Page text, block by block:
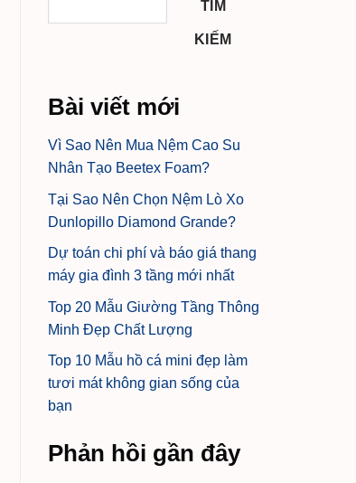
TÌM
KIẾM
Bài viết mới
Vì Sao Nên Mua Nệm Cao Su
Nhân Tạo Beetex Foam?
Tại Sao Nên Chọn Nệm Lò Xo
Dunlopillo Diamond Grande?
Dự toán chi phí và báo giá thang
máy gia đình 3 tầng mới nhất
Top 20 Mẫu Giường Tầng Thông
Minh Đẹp Chất Lượng
Top 10 Mẫu hồ cá mini đẹp làm
tươi mát không gian sống của
bạn
Phản hồi gần đây